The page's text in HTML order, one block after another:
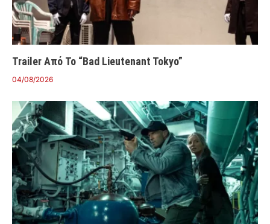
Trailer Από Το “Bad Lieutenant Tokyo”
04/08/2026